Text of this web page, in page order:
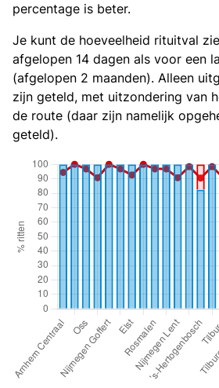
percentage is beter.
Je kunt de hoeveelheid rituitval
afgelopen 14 dagen als voor een
(afgelopen 2 maanden). Alleen
zijn geteld, met uitzondering van
de route (daar zijn namelijk
geteld).